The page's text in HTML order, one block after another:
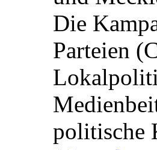
Die
Parteien
politische